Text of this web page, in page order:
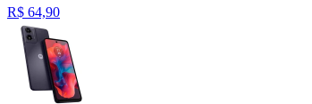
R$ 64,90